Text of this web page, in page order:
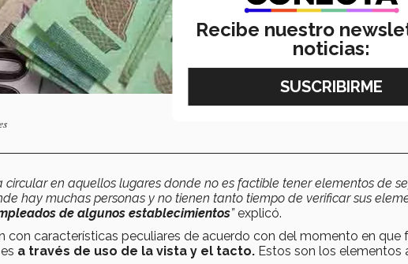
circular en aquellos lugares donde no es factible tener elementos de
hay muchas personas y no tienen tanto tiempo de verificar sus
de algunos establecimientos”explicó.
con características peculiares de acuerdo con del momento en que
a través de uso de la vista y el tacto. Estos son los elementos
Recibe nuestro
noticias: